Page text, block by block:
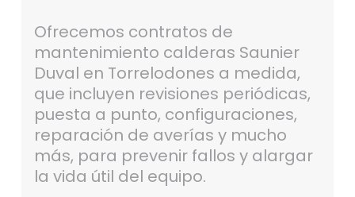
Ofrecemos contratos de
mantenimiento calderas Saunier
Duval en Torrelodones a medida,
que incluyen revisiones periódicas,
puesta a punto, configuraciones,
reparación de averías y mucho
más, para prevenir fallos y alargar
la vida útil del equipo.